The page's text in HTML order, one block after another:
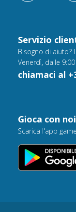
Servizio
Bisogno di aiuto?
Venerdì, dalle
chiamaci al
Gioca con noi
Scarica l'app